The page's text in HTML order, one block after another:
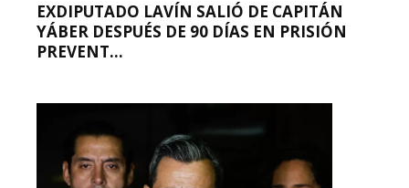
EXDIPUTADO LAVÍN SALIÓ DE CAPITÁN
YÁBER DESPUÉS DE 90 DÍAS EN PRISIÓN
PREVENT...